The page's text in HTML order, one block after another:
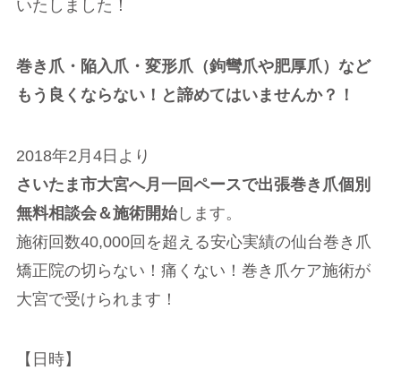
いたしました！
巻き爪・陥入爪・変形爪（鉤彎爪や肥厚爪）など
もう良くならない！と諦めてはいませんか？！
2018年2月4日より
さいたま市大宮へ月一回ペースで出張巻き爪個別
無料相談会＆施術開始します。
施術回数40,000回を超える安心実績の仙台巻き爪
矯正院の切らない！痛くない！巻き爪ケア施術が
大宮で受けられます！
【日時】